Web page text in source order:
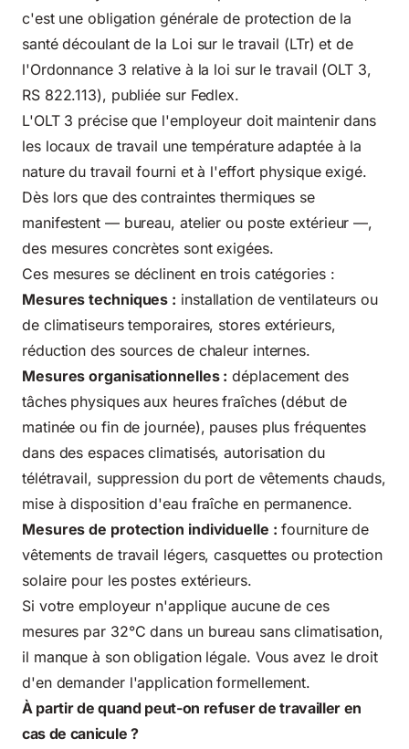
c'est une obligation générale de protection de la
santé découlant de la Loi sur le travail (LTr) et de
l'Ordonnance 3 relative à la loi sur le travail (OLT 3,
RS 822.113), publiée sur Fedlex.
L'OLT 3 précise que l'employeur doit maintenir dans
les locaux de travail une température adaptée à la
nature du travail fourni et à l'effort physique exigé.
Dès lors que des contraintes thermiques se
manifestent — bureau, atelier ou poste extérieur —,
des mesures concrètes sont exigées.
Ces mesures se déclinent en trois catégories :
Mesures techniques : installation de ventilateurs ou
de climatiseurs temporaires, stores extérieurs,
réduction des sources de chaleur internes.
Mesures organisationnelles : déplacement des
tâches physiques aux heures fraîches (début de
matinée ou fin de journée), pauses plus fréquentes
dans des espaces climatisés, autorisation du
télétravail, suppression du port de vêtements chauds,
mise à disposition d'eau fraîche en permanence.
Mesures de protection individuelle : fourniture de
vêtements de travail légers, casquettes ou protection
solaire pour les postes extérieurs.
Si votre employeur n'applique aucune de ces
mesures par 32°C dans un bureau sans climatisation,
il manque à son obligation légale. Vous avez le droit
d'en demander l'application formellement.
À partir de quand peut-on refuser de travailler en
cas de canicule ?